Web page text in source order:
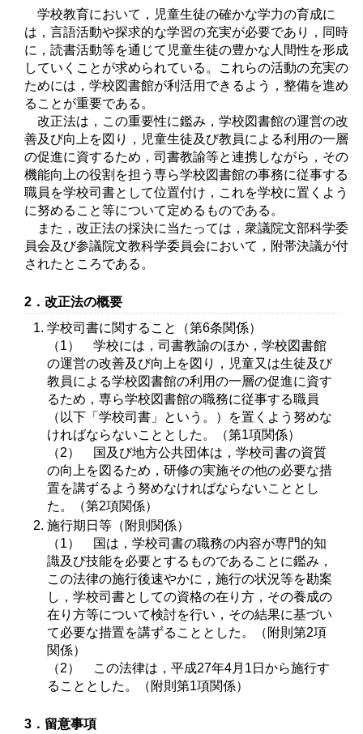
学校教育において，児童生徒の確かな学力の育成に
は，言語活動や探求的な学習の充実が必要であり，同時
に，読書活動等を通じて児童生徒の豊かな人間性を形成
していくことが求められている。これらの活動の充実の
ためには，学校図書館が利活用できるよう，整備を進め
ることが重要である。
改正法は，この重要性に鑑み，学校図書館の運営の改
善及び向上を図り，児童生徒及び教員による利用の一層
の促進に資するため，司書教諭等と連携しながら，その
機能向上の役割を担う専ら学校図書館の事務に従事する
職員を学校司書として位置付け，これを学校に置くよう
に努めること等について定めるものである。
また，改正法の採決に当たっては，衆議院文部科学委
員会及び参議院文教科学委員会において，附帯決議が付
されたところである。
2．改正法の概要
学校司書に関すること（第6条関係）
（1） 学校には，司書教諭のほか，学校図書館
の運営の改善及び向上を図り，児童又は生徒及び
教員による学校図書館の利用の一層の促進に資す
るため，専ら学校図書館の職務に従事する職員
（以下「学校司書」という。）を置くよう努めな
ければならないこととした。（第1項関係）
（2） 国及び地方公共団体は，学校司書の資質
の向上を図るため，研修の実施その他の必要な措
置を講ずるよう努めなければならないこととし
た。（第2項関係）
施行期日等（附則関係）
（1） 国は，学校司書の職務の内容が専門的知
識及び技能を必要とするものであることに鑑み，
この法律の施行後速やかに，施行の状況等を勘案
し，学校司書としての資格の在り方，その養成の
在り方等について検討を行い，その結果に基づい
て必要な措置を講ずることとした。（附則第2項
関係）
（2） この法律は，平成27年4月1日から施行す
ることとした。（附則第1項関係）
3．留意事項